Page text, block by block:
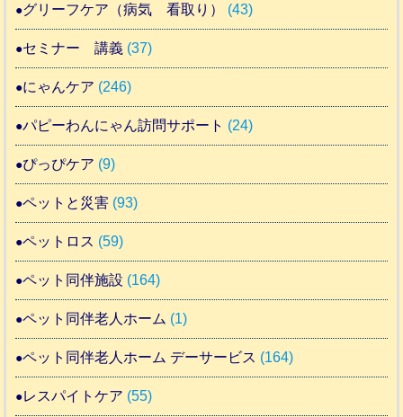
グリーフケア（病気 看取り） (43)
セミナー 講義 (37)
にゃんケア (246)
パピーわんにゃん訪問サポート (24)
ぴっぴケア (9)
ペットと災害 (93)
ペットロス (59)
ペット同伴施設 (164)
ペット同伴老人ホーム (1)
ペット同伴老人ホーム デーサービス (164)
レスパイトケア (55)